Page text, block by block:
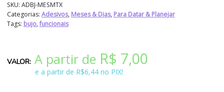
SKU: ADBJ-MESMTX
Categorias: Adesivos, Meses & Dias, Para Datar & Planejar
Tags: bujo,funcionais
A partir de R$ 7,00
e a partir de R$6,44 no PIX!